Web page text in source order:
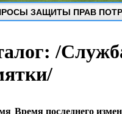
ЗАЩИТЫ ПРАВ